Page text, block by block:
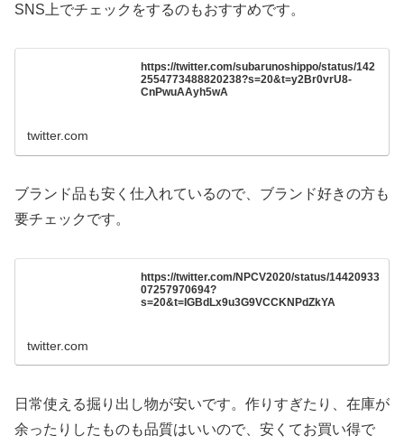
SNS上でチェックをするのもおすすめです。
https://twitter.com/subarunoshippo/status/142
2554773488820238?s=20&t=y2Br0vrU8-
CnPwuAAyh5wA
twitter.com
ブランド品も安く仕入れているので、ブランド好きの方も
要チェックです。
https://twitter.com/NPCV2020/status/14420933
07257970694?
s=20&t=IGBdLx9u3G9VCCKNPdZkYA
twitter.com
日常使える掘り出し物が安いです。作りすぎたり、在庫が
余ったりしたものも品質はいいので、安くてお買い得で